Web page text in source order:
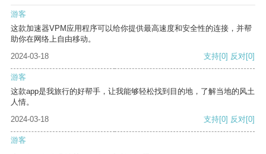
游客
这款加速器VPM应用程序可以给你提供最高速度和安全性的连接，并帮
助你在网络上自由移动。
2024-03-18
支持[0] 反对[0]
游客
这款app是我旅行的好帮手，让我能够轻松找到目的地，了解当地的风土
人情。
2024-03-18
支持[0] 反对[0]
游客